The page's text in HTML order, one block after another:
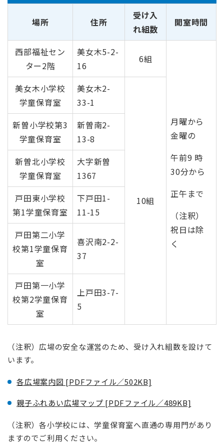
場所 住所
受け入
れ組数
開室時間
西部福祉セン
ター2階
美女木5-2-
16
6組
月曜から
金曜の
午前9 時
30分から
正午まで
（注釈）
祝日は除
く
美女木小学校
学童保育室
美女木2-
33-1
10組
新曽小学校第3
学童保育室
新曽南2-
13-8
新曽北小学校
学童保育室
大字新曽
1367
戸田東小学校
第1学童保育室
下戸田1-
11-15
戸田第二小学
校第1学童保育
室
喜沢南2-2-
37
戸田第一小学
校第2学童保育
室
上戸田3-7-
5
（注釈）広場の安全な運営のため、受け入れ組数を設けて
います。
各広場案内図 [PDFファイル／502KB]
親子ふれあい広場マップ [PDFファイル／489KB]
（注釈）各小学校には、学童保育室へ直通の専用門があり
ますのでご利用ください。